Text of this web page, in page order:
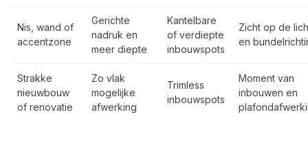
Nis, wand of
accentzone
Gerichte
nadruk en
meer diepte
Kantelbare
of verdiepte
inbouwspots
Zicht op de
en
Strakke
nieuwbouw
of renovatie
Zo vlak
mogelijke
afwerking
Trimless
inbouwspots
Moment van
inbouwen en